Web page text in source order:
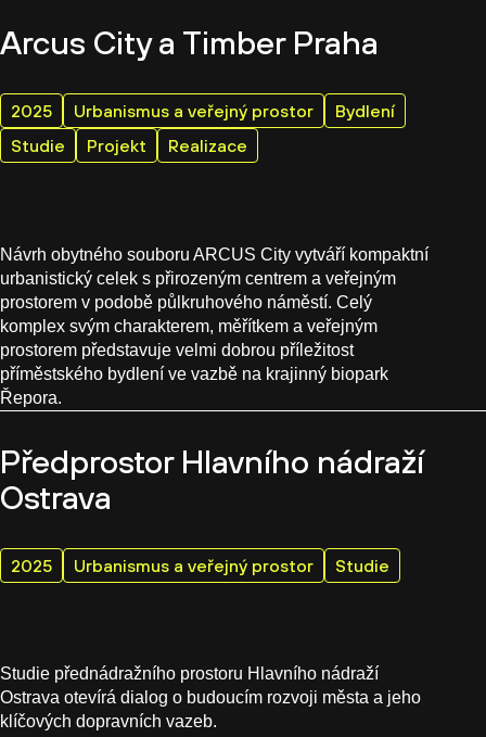
Arcus City a Timber Praha
2025 Urbanismus a veřejný prostor
Bydlení
Studie
Projekt Realizace
Návrh obytného souboru ARCUS City vytváří kompaktní
urbanistický celek s přirozeným centrem a veřejným
prostorem v podobě půlkruhového náměstí. Celý
komplex svým charakterem, měřítkem a veřejným
prostorem představuje velmi dobrou příležitost
příměstského bydlení ve vazbě na krajinný biopark
Řepora.
Předprostor Hlavního nádraží
Ostrava
2025 Urbanismus a veřejný prostor Studie
Studie přednádražního prostoru Hlavního nádraží
Ostrava otevírá dialog o budoucím rozvoji města a jeho
klíčových dopravních vazeb.